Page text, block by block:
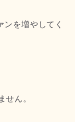
ンを増やしてく
せん。